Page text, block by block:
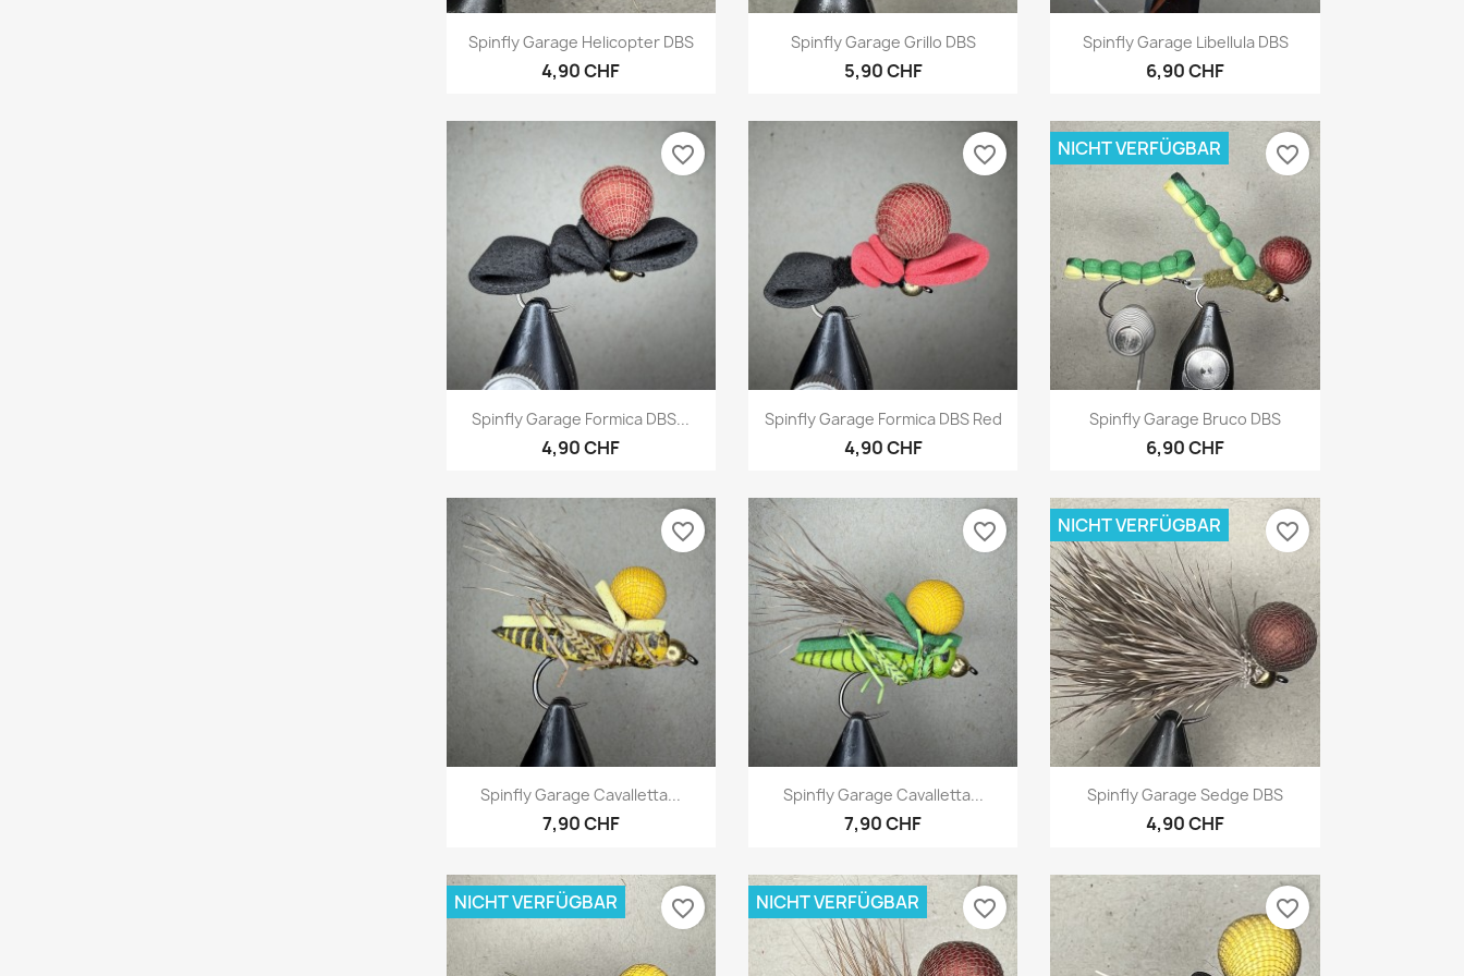
Vorschau
Spinfly Garage Helicopter DBS
4,90 CHF
Vorschau
Spinfly Garage Grillo DBS
5,90 CHF
Vorschau
Spinfly Garage Libellula DBS
6,90 CHF
Vorschau
Spinfly Garage Formica DBS...
4,90 CHF
favorite_border
Vorschau
Spinfly Garage Formica DBS Red
4,90 CHF
favorite_border
Vorschau
Spinfly Garage Bruco DBS
6,90 CHF
NICHT VERFÜGBAR favorite_border
Vorschau
Spinfly Garage Cavalletta...
7,90 CHF
favorite_border
Vorschau
Spinfly Garage Cavalletta...
7,90 CHF
favorite_border
Vorschau
Spinfly Garage Sedge DBS
4,90 CHF
NICHT VERFÜGBAR favorite_border
NICHT VERFÜGBAR favorite_border NICHT VERFÜGBAR favorite_border favorite_border